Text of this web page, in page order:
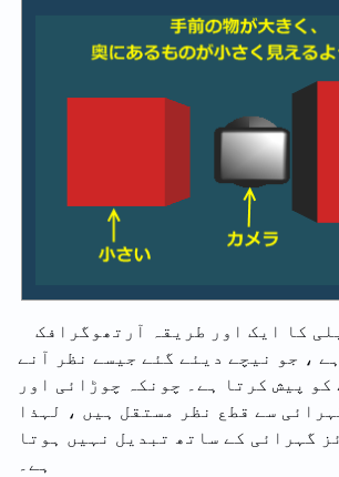
کا ایک اور طریقہ آرتھوگرافک
، جو نیچے دیئے گئے جیسے نظر آنے
کو پیش کرتا ہے۔ چونکہ چوڑائی اور
سے قطع نظر مستقل ہیں ، لہذا
گہرائی کے ساتھ تبدیل نہیں ہوتا
ہے۔